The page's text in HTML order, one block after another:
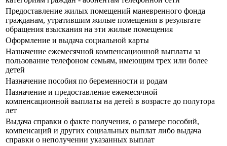
Предоставление жилых помещений маневренного фонда
гражданам, утратившим жилые помещения в результате
обращения взыскания на эти жилые помещения
Оформление и выдача социальной карты
Назначение ежемесячной компенсационной выплаты за
пользование телефоном семьям, имеющим трех или более
детей
Назначение пособия по беременности и родам
Назначение и предоставление ежемесячной
компенсационной выплаты на детей в возрасте до полутора
лет
Выдача справки о факте получения, о размере пособий,
компенсаций и других социальных выплат либо выдача
справки о неполучении указанных выплат